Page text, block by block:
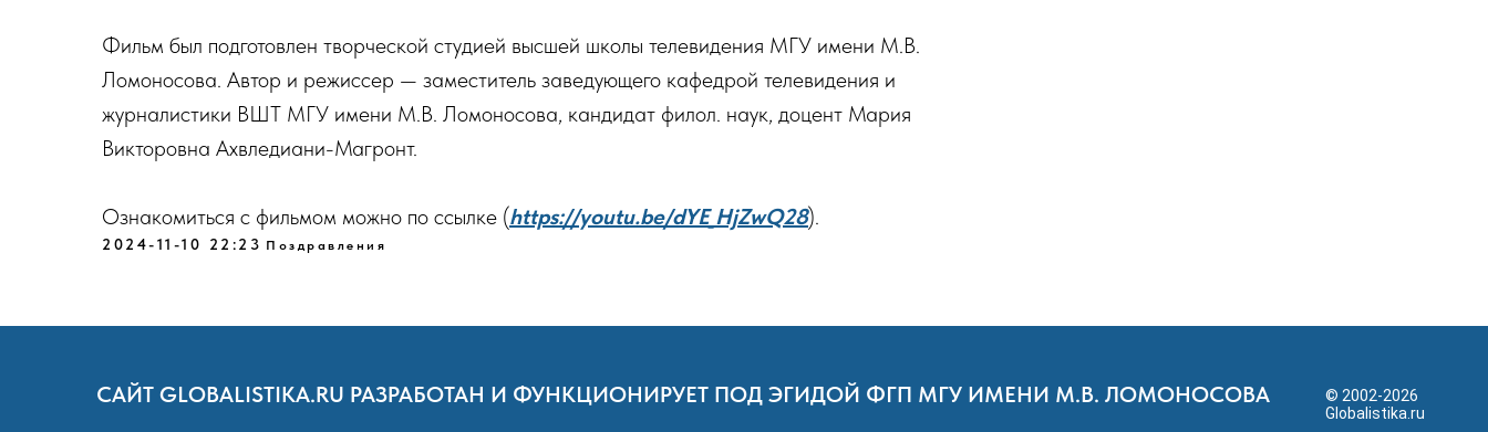
Фильм был подготовлен творческой студией высшей школы телевидения МГУ имени М.В.
Ломоносова. Автор и режиссер — заместитель заведующего кафедрой телевидения и
журналистики ВШТ МГУ имени М.В. Ломоносова, кандидат филол. наук, доцент Мария
Викторовна Ахвледиани-Магронт.
Ознакомиться с фильмом можно по ссылке (https://youtu.be/dYE_HjZwQ28).
2024-11-10 22:23 Поздравления
САЙТ GLOBALISTIKA.RU РАЗРАБОТАН И ФУНКЦИОНИРУЕТ ПОД ЭГИДОЙ ФГП МГУ ИМЕНИ М.В. ЛОМОНОСОВА
© 2002-2026
Globalistika.ru